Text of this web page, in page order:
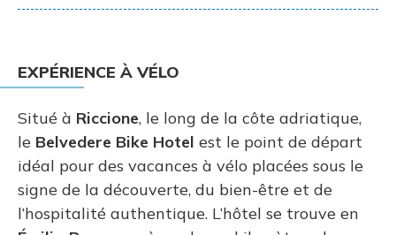
EXPÉRIENCE À VÉLO
Situé à Riccione, le long de la côte adriatique,
le Belvedere Bike Hotel est le point de départ
idéal pour des vacances à vélo placées sous le
signe de la découverte, du bien-être et de
l’hospitalité authentique. L’hôtel se trouve en